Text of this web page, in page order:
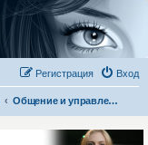
Вход
Регистрация
Общение и управление сообществом